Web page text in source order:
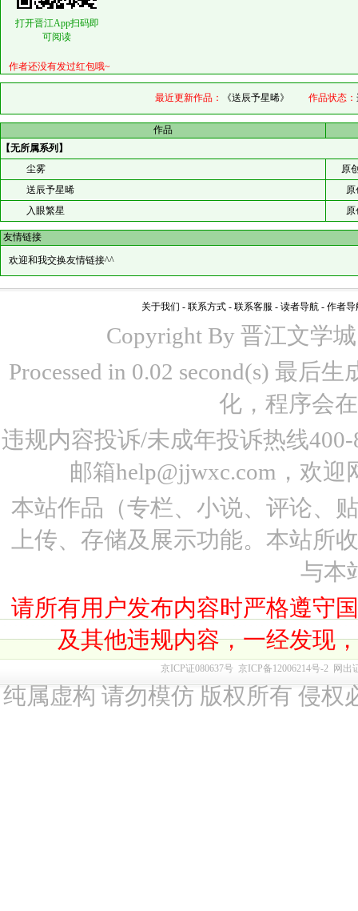
打开晋江App扫码即
可阅读
作者还没有发过红包哦~
最近更新作品： 《送辰予星晞》 作品状态：
作品
【无所属系列】
尘雾
原
送辰予星晞
原
入眼繁星
原
友情链接
欢迎和我交换友情链接^^
关于我们 - 联系方式 - 联系客服 - 读者导航 - 作者导
Copyright By 晋江文学
Processed in 0.02 second(s) 最后
化，程序会
违规内容投诉/未成年投诉热线
邮箱help@jjwxc.com，欢
本站作品（专栏、小说、评论、
上传、存储及展示功能。本站所
与本
请所有用户发布内容时严格遵守
及其他违规内容，一经发现
京ICP证080637号 京ICP备12006214号-2 网出
纯属虚构 请勿模仿 版权所有 侵权